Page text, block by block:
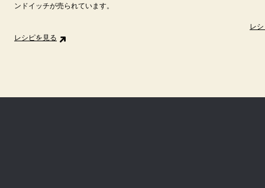
ンドイッチが売られています。
レシピを見る
レ